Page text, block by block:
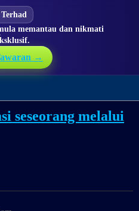
memantau dan nikmati
→
seseorang melalui